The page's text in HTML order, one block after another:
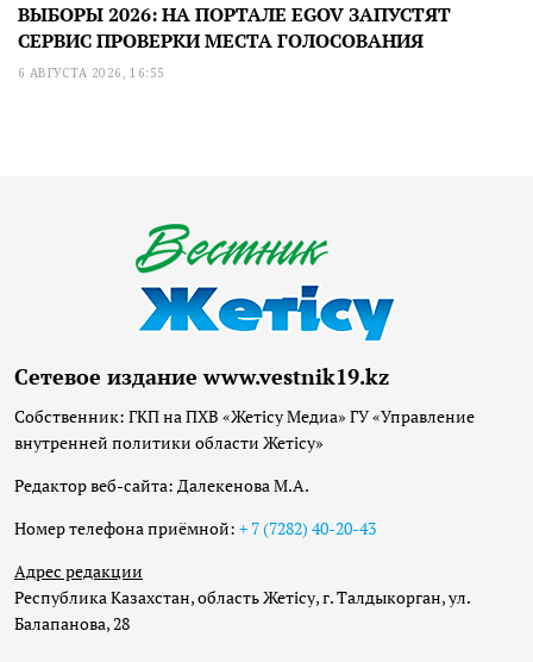
ВЫБОРЫ 2026: НА ПОРТАЛЕ EGOV ЗАПУСТЯТ
СЕРВИС ПРОВЕРКИ МЕСТА ГОЛОСОВАНИЯ
6 АВГУСТА 2026, 16:55
Сетевое издание www.vestnik19.kz
Собственник: ГКП на ПХВ «Жетісу Медиа» ГУ «Управление
внутренней политики области Жетісу»
Редактор веб-сайта: Далекенова М.А.
Номер телефона приёмной: + 7 (7282) 40-20-43
Адрес редакции
Республика Казахстан, область Жетісу, г. Талдыкорган, ул.
Балапанова, 28